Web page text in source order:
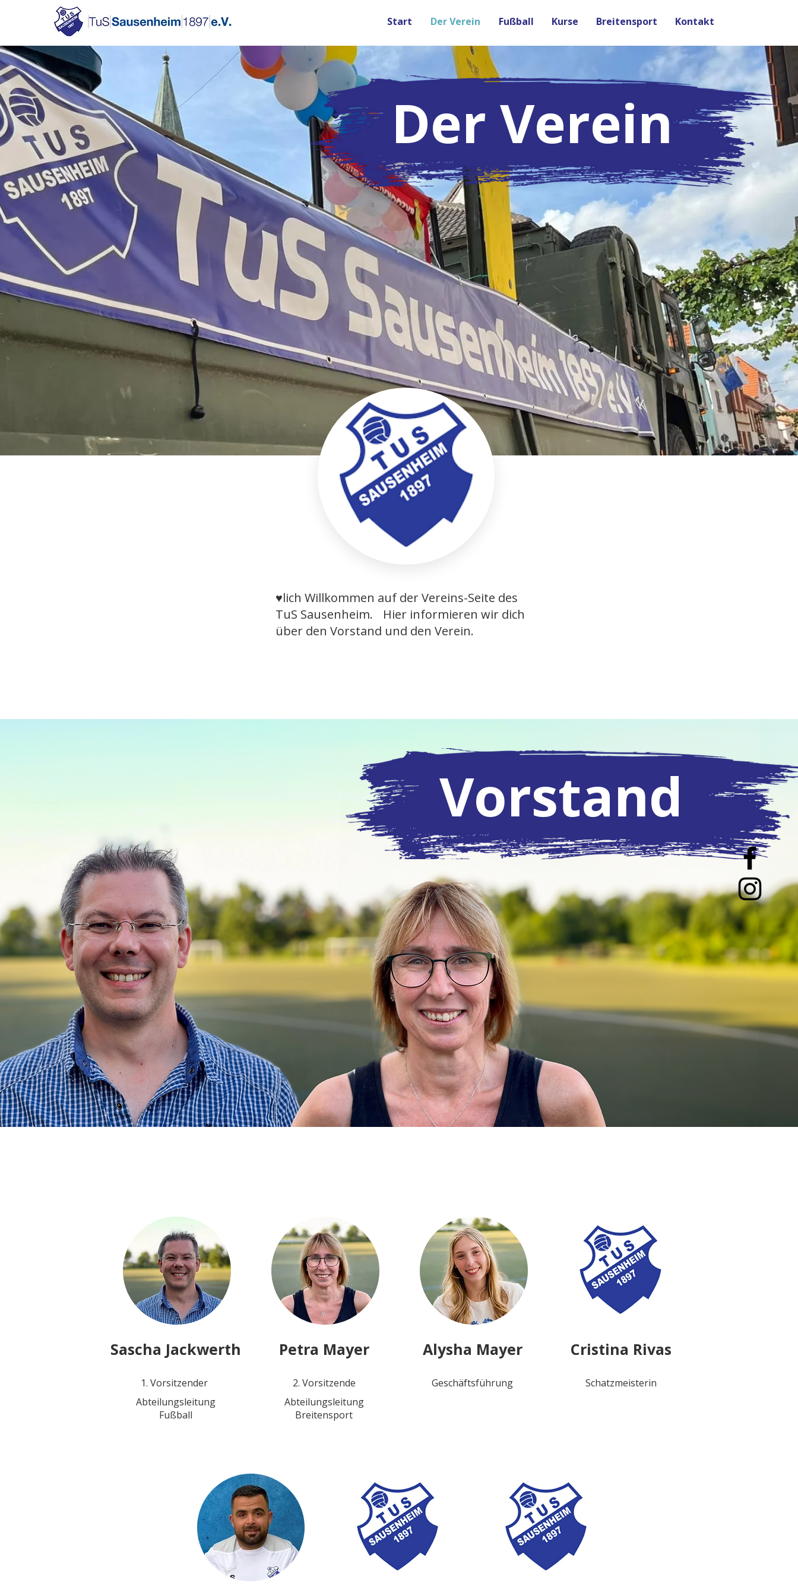
Start Der Verein Fußball Kurse Breitensport Kontakt
Der Verein
♥lich Willkommen auf der Vereins-Seite des
TuS Sausenheim. Hier informieren wir dich
über den Vorstand und den Verein.
Vorstand
Sascha Jackwerth
1. Vorsitzender
Abteilungsleitung
Fußball
Petra Mayer
2. Vorsitzende
Abteilungsleitung
Breitensport
Alysha Mayer
Geschäftsführung
Cristina Rivas
Schatzmeisterin